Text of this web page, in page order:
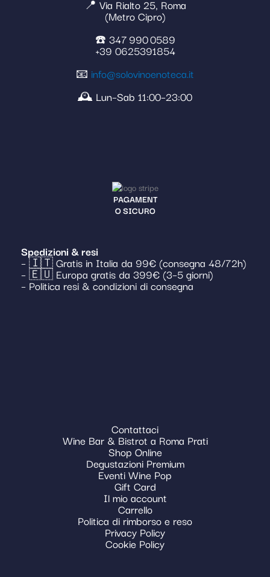
📍 Via Rialto 25, Roma
(Metro Cipro)
☎️ 347 990 0589
+39 0625391854
📧 info@solovinoenoteca.it
🕰️ Lun–Sab 11:00–23:00
PAGAMENT
O SICURO
Spedizioni & resi
– 🇮🇹 Gratis in Italia da 99€ (consegna 48/72h)
– 🇪🇺 Europa gratis da 399€ (3–5 giorni)
– Politica resi & condizioni di consegna
Contattaci
Wine Bar & Bistrot a Roma Prati
Shop Online
Degustazioni Premium
Eventi Wine Pop
Gift Card
Il mio account
Carrello
Politica di rimborso e reso
Privacy Policy
Cookie Policy